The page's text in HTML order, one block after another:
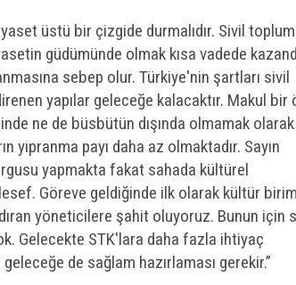
üstü bir çizgide durmalıdır. Sivil
güdümünde olmak kısa vadede
sebep olur. Türkiye'nin şartları sivil
yapılar geleceğe kalacaktır. Makul bir
ne de büsbütün dışında olmamak olarak
payı daha az olmaktadır. Sayın
yapmakta fakat sahada kültürel
Göreve geldiğinde ilk olarak kültür
yöneticilere şahit oluyoruz. Bunun için
Gelecekte STK'lara daha fazla ihtiyaç
de sağlam hazırlaması gerekir.”